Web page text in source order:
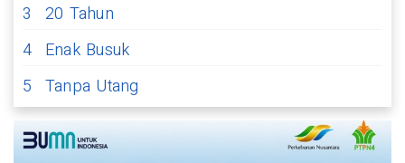
3
20 Tahun
4 Enak Busuk
5 Tanpa Utang